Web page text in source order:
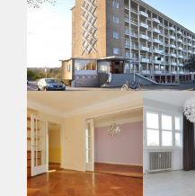
Geschikt voor studenten: